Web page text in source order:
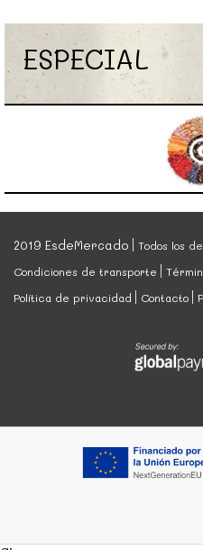
ESPECIAL
2019 EsdeMercado
Todos los
Condiciones de transporte
Política de privacidad
Contacto